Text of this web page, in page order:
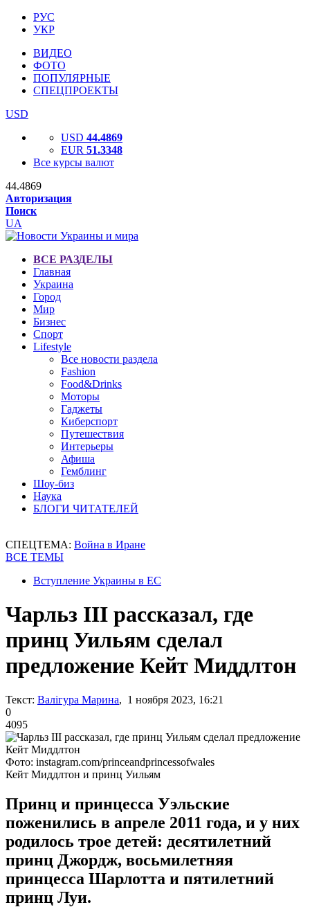
РУС
УКР
ВИДЕО
ФОТО
ПОПУЛЯРНЫЕ
СПЕЦПРОЕКТЫ
USD
USD 44.4869
EUR 51.3348
Все курсы валют
44.4869
Авторизация
Поиск
UA
ВСЕ РАЗДЕЛЫ
Главная
Украина
Город
Мир
Бизнес
Спорт
Lifestyle
Все новости раздела
Fashion
Food&Drinks
Моторы
Гаджеты
Киберспорт
Путешествия
Интерьеры
Афиша
Гемблинг
Шоу-биз
Наука
БЛОГИ ЧИТАТЕЛЕЙ
СПЕЦТЕМА: Война в Иране
ВСЕ ТЕМЫ
Вступление Украины в ЕС
Чарльз III рассказал, где
принц Уильям сделал
предложение Кейт Миддлтон
Текст: Валігура Марина, 1 ноября 2023, 16:21
0
4095
Фото: instagram.com/princeandprincessofwales
Кейт Миддлтон и принц Уильям
Принц и принцесса Уэльские
поженились в апреле 2011 года, и у них
родилось трое детей: десятилетний
принц Джордж, восьмилетняя
принцесса Шарлотта и пятилетний
принц Луи.